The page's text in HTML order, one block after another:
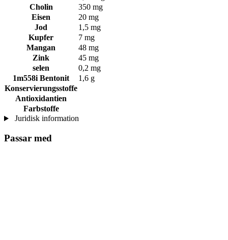
Cholin
350 mg
Eisen
20 mg
Jod
1,5 mg
Kupfer
7 mg
Mangan
48 mg
Zink
45 mg
selen
0,2 mg
1m558i Bentonit
1,6 g
Konservierungsstoffe
Antioxidantien
Farbstoffe
Juridisk information
Passar med